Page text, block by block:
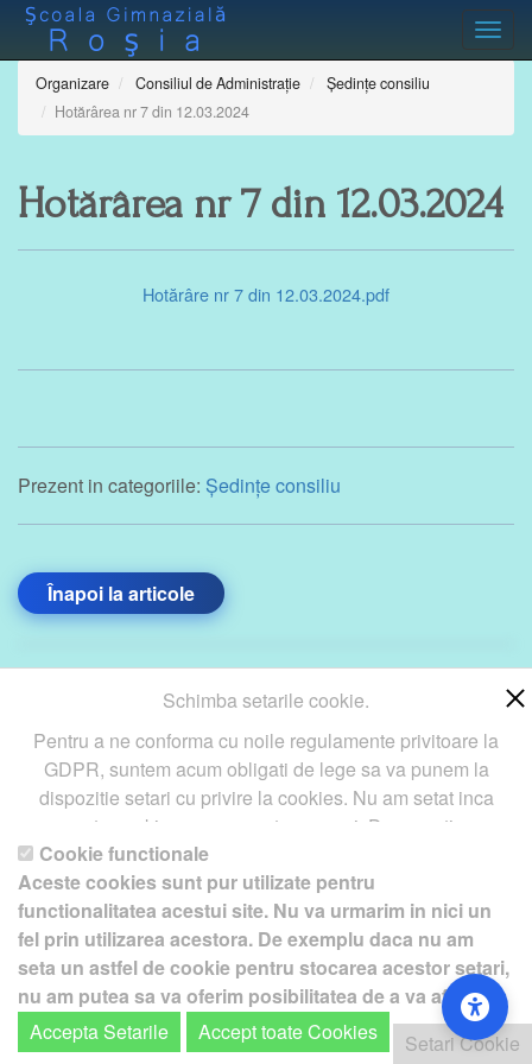
Organizare Consiliul de Administrație
Ședințe consiliu
Hotărârea nr 7 din 12.03.2024
Hotărârea nr 7 din 12.03.2024
Hotărâre nr 7 din 12.03.2024.pdf
Prezent in categoriile: Ședințe consiliu
Înapoi la articole
de creareWebNou. Hai la noi !
Textele si imaginile prezente pe acest site au fost furnizate de
catre proprietarul de domeniu! Pentru orice probleme va rog sa ne
Schimba setarile cookie.
Pentru a ne conforma cu noile regulamente privitoare la
GDPR, suntem acum obligati de lege sa va punem la
dispozitie setari cu privire la cookies. Nu am setat inca
aceste cookie care v-ar putea urmari. Daca vreti sa
schimbati aceste setari mai tarziu, va punem la dispozitie un
buton in coltul de jos al paginii. In orice caz, va aducem la
cunostiinta ca unele cookie sunt intr-adevar necesare
website-ului nostru pentru a functiona, si nu pot fi
dezactivate.Daca nu sunteti de acord cu aceasta: Va
rugam sa nu vizitati acest site.
Pentru a ne sprijini activitatea, in schimbul accesarii
Cookie functionale
Aceste cookies sunt pur utilizate pentru
functionalitatea acestui site. Nu va urmarim in nici un
fel prin utilizarea acestora. De exemplu daca nu am
seta un astfel de cookie pentru stocarea acestor setari,
nu am putea sa va oferim posibilitatea de a va afisa
acest ecran cu optiuni.
Accepta Setarile Accept toate Cookies Setari Cookie
Setari Cookie